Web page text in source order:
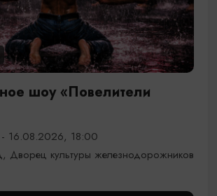
шоу «Повелители
16.08.2026, 18:00
Дворец культуры железнодорожников